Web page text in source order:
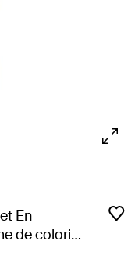
En
de coloris